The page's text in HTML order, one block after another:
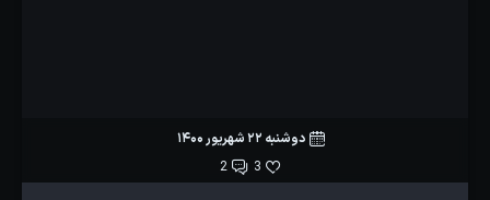
دوشنبه 22 شهریور 1400
3
2